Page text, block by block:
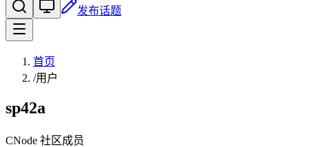
发布话题
首页
/用户
sp42a
CNode 社区成员